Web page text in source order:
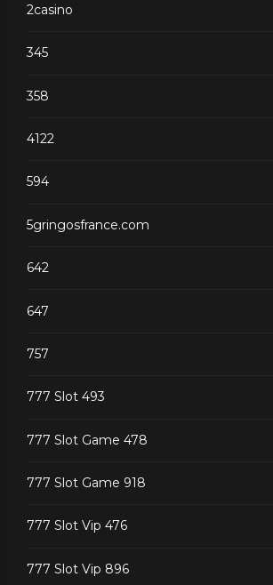
2casino
345
358
4122
594
5gringosfrance.com
642
647
757
777 Slot 493
777 Slot Game 478
777 Slot Game 918
777 Slot Vip 476
777 Slot Vip 896